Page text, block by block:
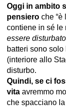
Oggi in ambito
pensiero che “è
contiene in sé le
essere
batteri sono
(interiore allo
disturbo.
Quindi, se ci
vita avremmo
che spacciano